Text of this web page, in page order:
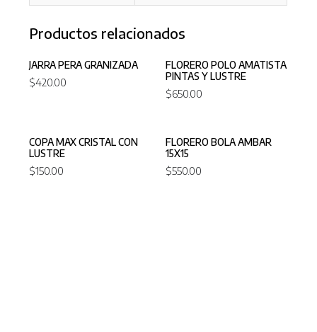
Productos relacionados
JARRA PERA GRANIZADA
$420.00
FLORERO POLO AMATISTA
PINTAS Y LUSTRE
$650.00
COPA MAX CRISTAL CON
LUSTRE
$150.00
FLORERO BOLA AMBAR
15X15
$550.00